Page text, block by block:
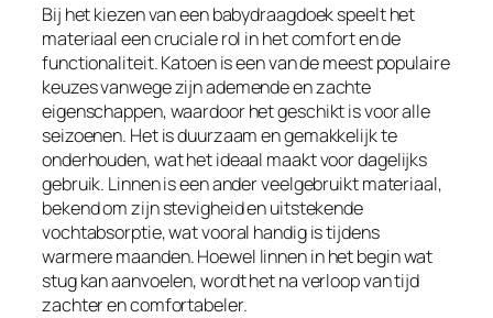
Bij het kiezen van een babydraagdoek speelt het
materiaal een cruciale rol in het comfort en de
functionaliteit. Katoen is een van de meest populaire
keuzes vanwege zijn ademende en zachte
eigenschappen, waardoor het geschikt is voor alle
seizoenen. Het is duurzaam en gemakkelijk te
onderhouden, wat het ideaal maakt voor dagelijks
gebruik. Linnen is een ander veelgebruikt materiaal,
bekend om zijn stevigheid en uitstekende
vochtabsorptie, wat vooral handig is tijdens
warmere maanden. Hoewel linnen in het begin wat
stug kan aanvoelen, wordt het na verloop van tijd
zachter en comfortabeler.